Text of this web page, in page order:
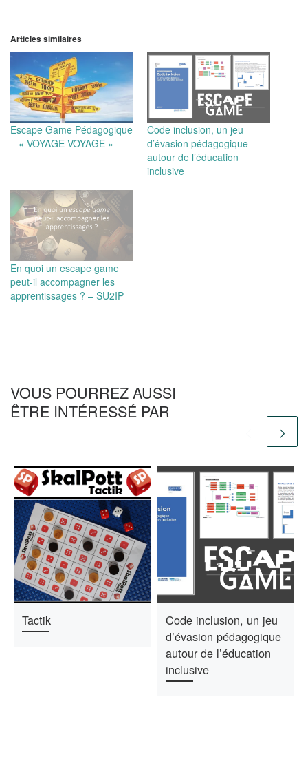
Articles similaires
Escape Game Pédagogique
– « VOYAGE VOYAGE »
Code inclusion, un jeu
d’évasion pédagogique
autour de l’éducation
inclusive
En quoi un escape game
peut-il accompagner les
apprentissages ? – SU2IP
VOUS POURREZ AUSSI
ÊTRE INTÉRESSÉ PAR
Tactik
Code inclusion, un jeu
d’évasion pédagogique
autour de l’éducation
inclusive